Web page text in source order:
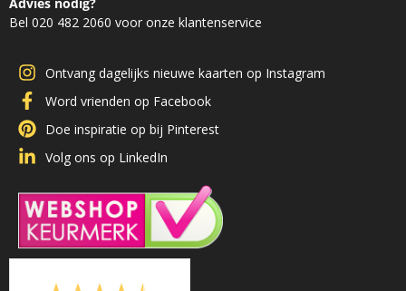
Advies nodig?
Bel 020 482 2060 voor onze klantenservice
Ontvang dagelijks nieuwe kaarten op Instagram
Word vrienden op Facebook
Doe inspiratie op bij Pinterest
Volg ons op LinkedIn